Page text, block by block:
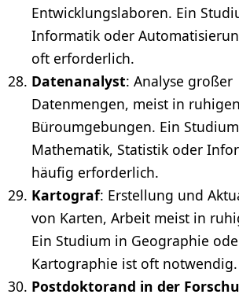
Entwicklungslaboren. Ein
Informatik oder
oft erforderlich.
Datenanalyst: Analyse großer
Datenmengen, meist in ruhigen
Büroumgebungen. Ein
Mathematik, Statistik oder
häufig erforderlich.
Kartograf: Erstellung und
von Karten, Arbeit meist in
Ein Studium in Geographie
Kartographie ist oft notwendig.
Postdoktorand in der